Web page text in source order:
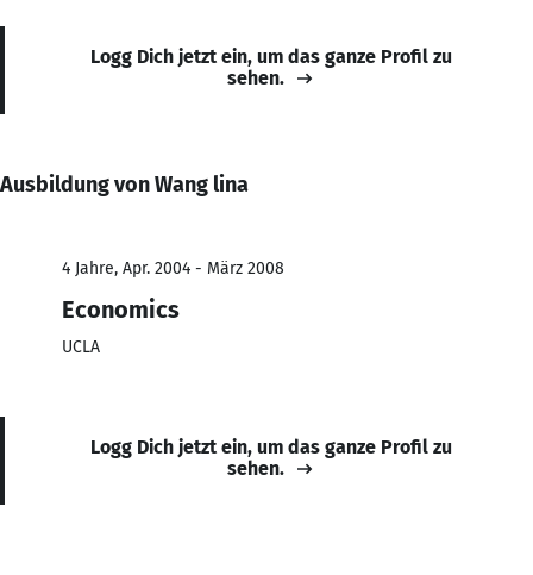
Logg Dich jetzt ein, um das ganze Profil zu
sehen.
Ausbildung von Wang lina
4 Jahre, Apr. 2004 - März 2008
Economics
UCLA
Logg Dich jetzt ein, um das ganze Profil zu
sehen.